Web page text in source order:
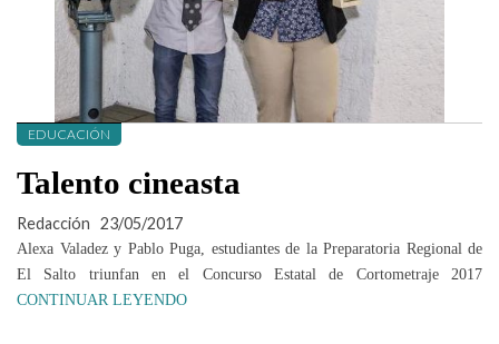
EDUCACIÓN
Talento cineasta
Redacción 23/05/2017
Alexa Valadez y Pablo Puga, estudiantes de la Preparatoria Regional de
El Salto triunfan en el Concurso Estatal de Cortometraje 2017
CONTINUAR LEYENDO